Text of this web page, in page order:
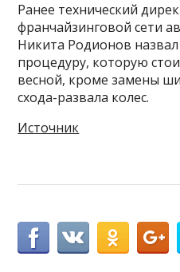
Ранее технический
франчайзинговой сети
Никита Родионов
процедуру, которую
весной, кроме замены
схода-развала колес.
Источник